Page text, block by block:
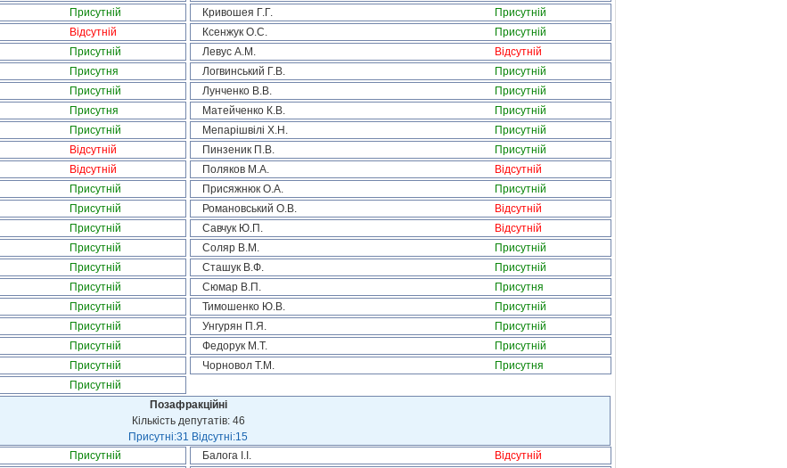
Присутній Кривошея Г.Г.
Присутній
Відсутній Ксенжук О.С.
Присутній
Присутній Левус А.М.
Відсутній
Присутня Логвинський Г.В.
Присутній
Присутній Лунченко В.В.
Присутній
Присутня Матейченко К.В.
Присутній
Присутній Мепарішвілі Х.Н.
Присутній
Відсутній Пинзеник П.В.
Присутній
Відсутній Поляков М.А.
Відсутній
Присутній Присяжнюк О.А.
Присутній
Присутній Романовський О.В.
Відсутній
Присутній Савчук Ю.П.
Відсутній
Присутній Соляр В.М.
Присутній
Присутній Сташук В.Ф.
Присутній
Присутній Сюмар В.П.
Присутня
Присутній Тимошенко Ю.В.
Присутній
Присутній Унгурян П.Я.
Присутній
Присутній Федорук М.Т.
Присутній
Присутній Чорновол Т.М.
Присутня
Присутній
Позафракційні
Кількість депутатів: 46
Присутні:31 Відсутні:15
Присутній Балога І.І.
Відсутній